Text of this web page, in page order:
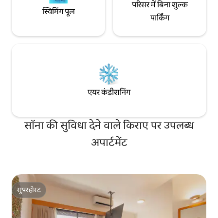
स्विमिंग पूल
परिसर में बिना शुल्क
पार्किंग
एयर कंडीशनिंग
सॉना की सुविधा देने वाले किराए पर उपलब्ध
अपार्टमेंट
सुपरहोस्ट
सुपरहोस्ट